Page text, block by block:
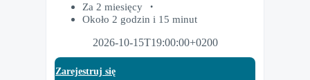
Za 2 miesięcy
Około 2 godzin i 15 minut
2026-10-15T19:00:00+0200
Zarejestruj się